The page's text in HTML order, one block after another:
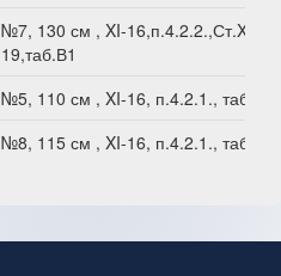
№7, 130 см , XI-16,п.4.2.2.,Ст.XI-
19,таб.В1
№5, 110 см , XI-16, п.4.2.1., таб.В1
№8, 115 см , XI-16, п.4.2.1., таб.В1